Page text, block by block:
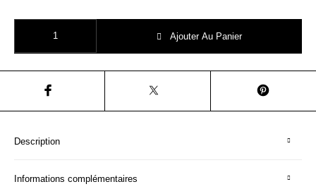
Ajouter Au Panier
Description
Informations complémentaires